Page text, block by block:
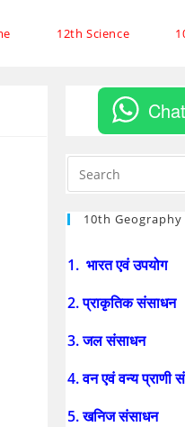
12th Science
10th
1. भारत एवं उपयोग
2. प्राकृतिक संसाधन
3. जल संसाधन
4. वन एवं वन्य प्राणी
5. खनिज संसाधन